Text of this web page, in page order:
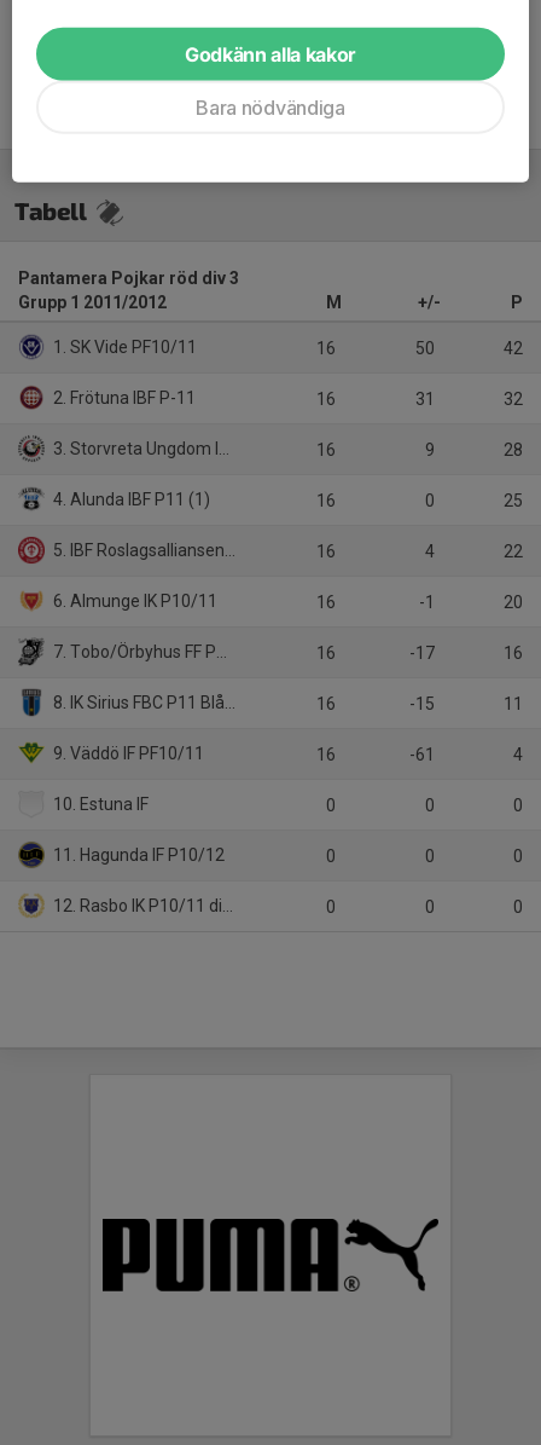
Tabell
Pantamera Pojkar röd div 3
Grupp 1 2011/2012
M +/- P
1. SK Vide PF10/11 16 50 42
2. Frötuna IBF P-11 16 31 32
3. Storvreta Ungdom IBK P11. 16 9 28
4. Alunda IBF P11 (1) 16 0 25
5. IBF Roslagsalliansen P10/11Ne Svart 16 4 22
6. Almunge IK P10/11 16 -1 20
7. Tobo/Örbyhus FF P11/12 div 3 16 -17 16
8. IK Sirius FBC P11 Blåsvart 16 -15 11
9. Väddö IF PF10/11 16 -61 4
10. Estuna IF 0 0 0
11. Hagunda IF P10/12 0 0 0
12. Rasbo IK P10/11 div 3 0 0 0
Godkänn alla kakor
Bara nödvändiga